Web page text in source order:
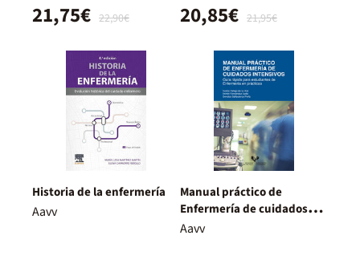
22,90€
21,75€ 21,95€
20,85€
Historia de la enfermería
Aavv
Manual práctico de
Enfermería de cuidados
intensivos
Aavv